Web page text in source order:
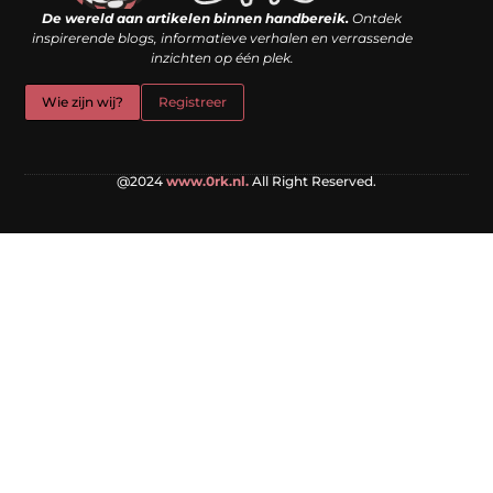
De wereld aan artikelen binnen handbereik. Ontdek
inspirerende blogs, informatieve verhalen en verrassende
inzichten op één plek.
Wie zijn wij? Registreer
@2024 www.0rk.nl. All Right Reserved.